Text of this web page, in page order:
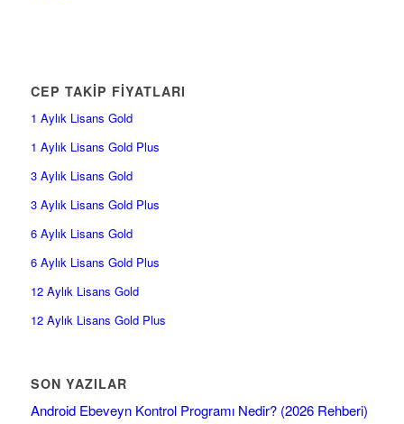
CEP TAKİP FİYATLARI
1 Aylık Lisans Gold
1 Aylık Lisans Gold Plus
3 Aylık Lisans Gold
3 Aylık Lisans Gold Plus
6 Aylık Lisans Gold
6 Aylık Lisans Gold Plus
12 Aylık Lisans Gold
12 Aylık Lisans Gold Plus
SON YAZILAR
Android Ebeveyn Kontrol Programı Nedir? (2026 Rehberi)